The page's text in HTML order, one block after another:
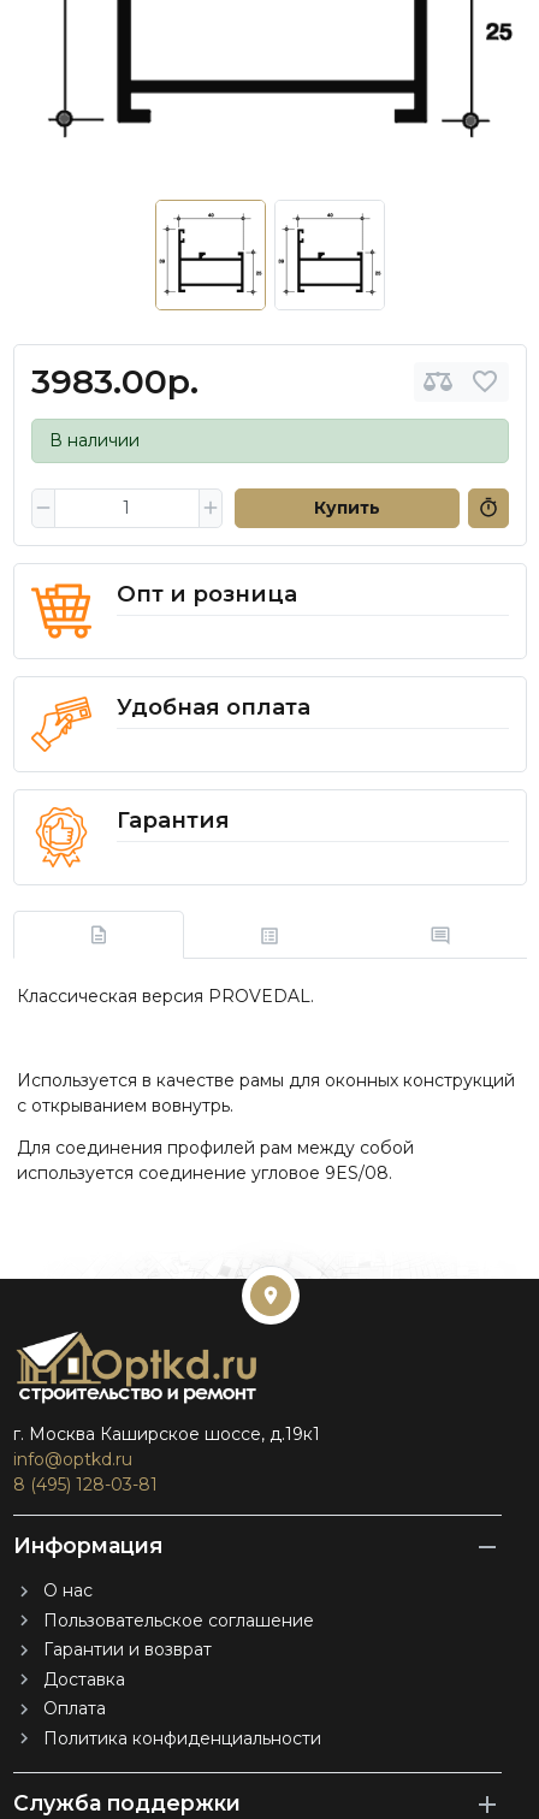
3983.00р.
В наличии
Купить
Опт и розница
Удобная оплата
Гарантия
Классическая версия PROVEDAL.
Используется в качестве рамы для оконных конструкций
с открыванием вовнутрь.
Для соединения профилей рам между собой
используется соединение угловое 9ES/08.
г. Москва Каширское шоссе, д.19к1
info@optkd.ru
8 (495) 128-03-81
Информация
О нас
Пользовательское соглашение
Гарантии и возврат
Доставка
Оплата
Политика конфиденциальности
Служба поддержки